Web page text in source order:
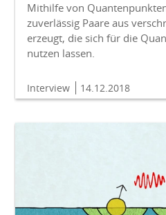
Mithilfe von
zuverlässig Paare aus
erzeugt, die sich für die
nutzen lassen.
Interview 14.12.2018